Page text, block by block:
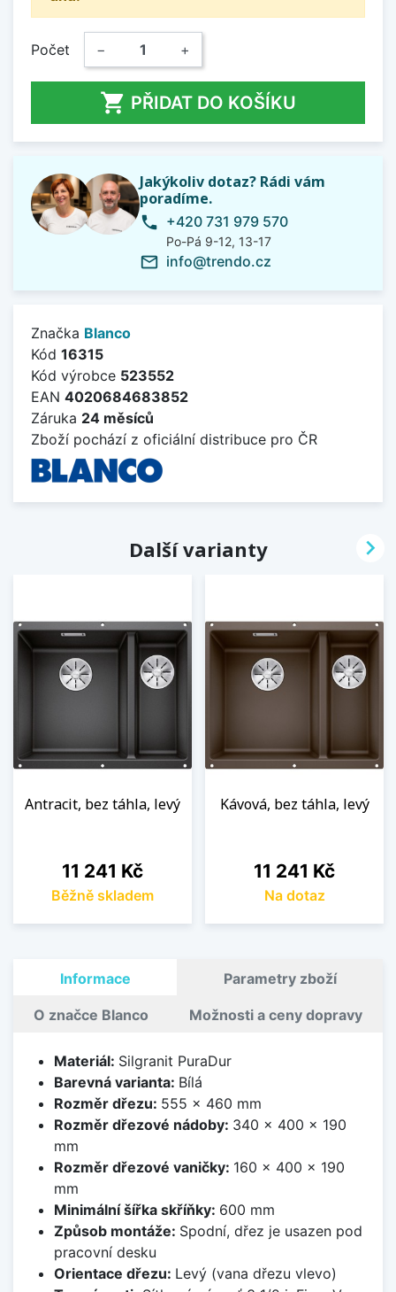
Počet − +
 PŘIDAT DO KOŠÍKU
Jakýkoliv dotaz? Rádi vám
poradíme.
phone +420 731 979 570
Po-Pá 9-12, 13-17
mail_outline info@trendo.cz
Značka Blanco
Kód 16315
Kód výrobce 523552
EAN 4020684683852
Záruka 24 měsíců
Zboží pochází z oficiální distribuce pro ČR
Další varianty
Antracit, bez táhla, levý
Cena
11 241 Kč
Běžně skladem
Kávová, bez táhla, levý
Cena
11 241 Kč
Na dotaz

Informace Parametry zboží
O značce Blanco Možnosti a ceny dopravy
Materiál: Silgranit PuraDur
Barevná varianta: Bílá
Rozměr dřezu: 555 x 460 mm
Rozměr dřezové nádoby: 340 x 400 x 190
mm
Rozměr dřezové vaničky: 160 x 400 x 190
mm
Minimální šířka skříňky: 600 mm
Způsob montáže: Spodní, dřez je usazen pod
pracovní desku
Orientace dřezu: Levý (vana dřezu vlevo)